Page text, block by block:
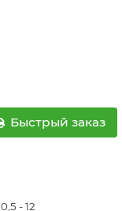
Быстрый заказ
0,5 - 12